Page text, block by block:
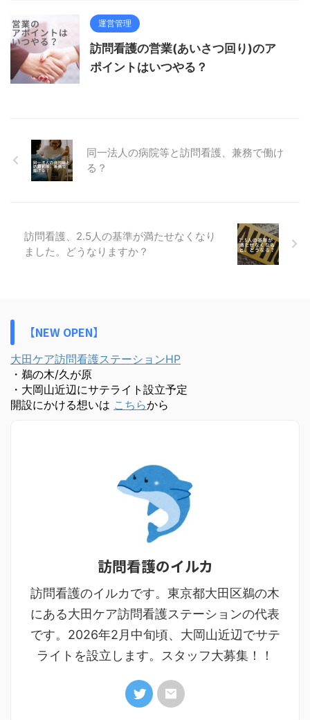
運営管理
訪問看護の営業(あいさつ回り)のア
ポイントはいつやる？
同一法人の病院等と訪問看護、兼務で働け
る？
訪問看護、2.5人の基準が満たせなくなり
ました。どうなりますか？
【NEW OPEN】
大田ケア訪問看護ステーションHP
・鵜の木/久が原
・大岡山近辺にサテライト設立予定
開設にかける想いは こちらから
訪問看護のイルカ
訪問看護のイルカです。東京都大田区鵜の木
にある大田ケア訪問看護ステーションの代表
です。2026年2月中旬頃、大岡山近辺でサテ
ライトを設立します。スタッフ大募集！！